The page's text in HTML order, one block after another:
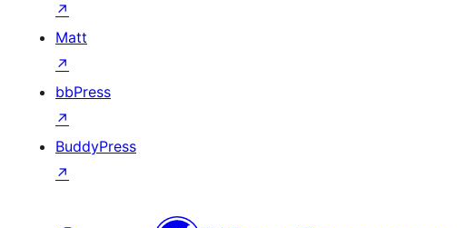
↗
Matt
↗
bbPress
↗
BuddyPress
↗